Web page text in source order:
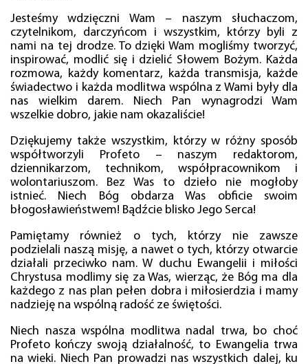
Jesteśmy wdzięczni Wam – naszym słuchaczom,
czytelnikom, darczyńcom i wszystkim, którzy byli z
nami na tej drodze. To dzięki Wam mogliśmy tworzyć,
inspirować, modlić się i dzielić Słowem Bożym. Każda
rozmowa, każdy komentarz, każda transmisja, każde
świadectwo i każda modlitwa wspólna z Wami były dla
nas wielkim darem. Niech Pan wynagrodzi Wam
wszelkie dobro, jakie nam okazaliście!
Dziękujemy także wszystkim, którzy w różny sposób
współtworzyli Profeto – naszym redaktorom,
dziennikarzom, technikom, współpracownikom i
wolontariuszom. Bez Was to dzieło nie mogłoby
istnieć. Niech Bóg obdarza Was obficie swoim
błogosławieństwem! Bądźcie blisko Jego Serca!
Pamiętamy również o tych, którzy nie zawsze
podzielali naszą misję, a nawet o tych, którzy otwarcie
działali przeciwko nam. W duchu Ewangelii i miłości
Chrystusa modlimy się za Was, wierząc, że Bóg ma dla
każdego z nas plan pełen dobra i miłosierdzia i mamy
nadzieję na wspólną radość ze świętości.
Niech nasza wspólna modlitwa nadal trwa, bo choć
Profeto kończy swoją działalność, to Ewangelia trwa
na wieki. Niech Pan prowadzi nas wszystkich dalej, ku